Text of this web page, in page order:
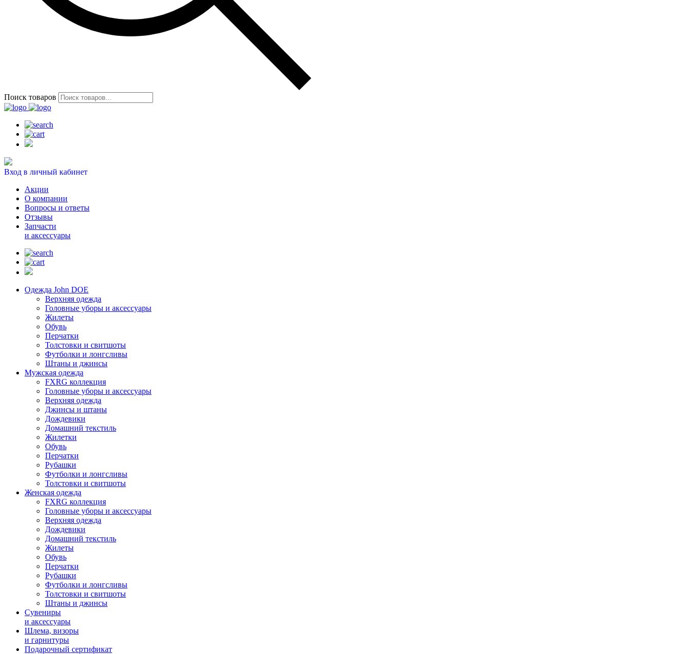
Поиск товаров
Вход в личный кабинет
Акции
О компании
Вопросы и ответы
Отзывы
Запчасти
и аксессуары
Одежда John DOE
Верхняя одежда
Головные уборы и аксессуары
Жилеты
Обувь
Перчатки
Толстовки и свитшоты
Футболки и лонгсливы
Штаны и джинсы
Мужская одежда
FXRG коллекция
Головные уборы и аксессуары
Верхняя одежда
Джинсы и штаны
Дождевики
Домашний текстиль
Жилетки
Обувь
Перчатки
Рубашки
Футболки и лонгсливы
Толстовки и свитшоты
Женская одежда
FXRG коллекция
Головные уборы и аксессуары
Верхняя одежда
Дождевики
Домашний текстиль
Жилеты
Обувь
Перчатки
Рубашки
Футболки и лонгсливы
Толстовки и свитшоты
Штаны и джинсы
Сувениры
и аксессуары
Шлема, визоры
и гарнитуры
Подарочный сертификат